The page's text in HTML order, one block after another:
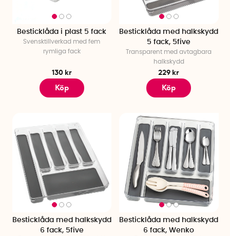
Besticklåda i plast 5 fack
Svensktillverkad med fem
rymliga fack
130 kr
Köp
Besticklåda med halkskydd
5 fack, 5five
Transparent med avtagbara
halkskydd
229 kr
Köp
Besticklåda med halkskydd
6 fack, 5five
Besticklåda med halkskydd
6 fack, Wenko